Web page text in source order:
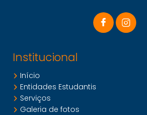
Institucional
Início
Entidades Estudantis
Serviços
Galeria de fotos